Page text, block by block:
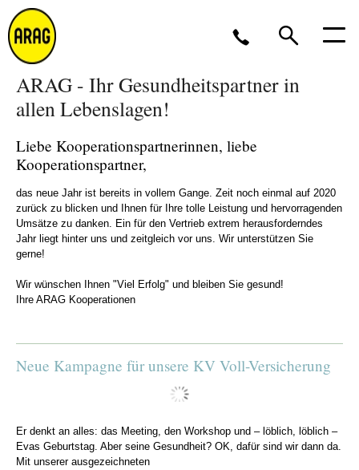
Montag bis Freitag 8 bis 17 Uhr, oder perE-
Mail
0211 963-2561
ARAG - Ihr Gesundheitspartner in
allen Lebenslagen!
Liebe Kooperationspartnerinnen, liebe
Kooperationspartner,
das neue Jahr ist bereits in vollem Gange. Zeit noch einmal auf 2020
zurück zu blicken und Ihnen für Ihre tolle Leistung und hervorragenden
Umsätze zu danken. Ein für den Vertrieb extrem herausforderndes
Jahr liegt hinter uns und zeitgleich vor uns. Wir unterstützen Sie
gerne!
Wir wünschen Ihnen "Viel Erfolg" und bleiben Sie gesund!
Ihre ARAG Kooperationen
Neue Kampagne für unsere KV Voll-Versicherung
Er denkt an alles: das Meeting, den Workshop und – löblich, löblich –
Evas Geburtstag. Aber seine Gesundheit? OK, dafür sind wir dann da.
Mit unserer ausgezeichneten